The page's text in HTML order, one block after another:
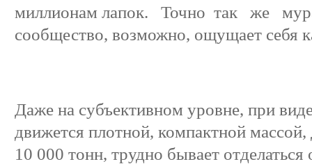
миллионам лапок. Точно так же
сообщество, возможно, ощущает себя
Даже на субъективном уровне, при
движется плотной, компактной
10 000 тонн, трудно бывает